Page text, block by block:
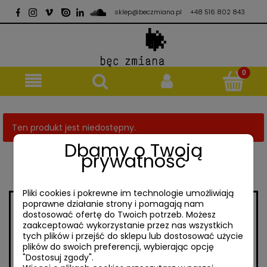
sklep@beczmiana.pl +48 516 802 843
Ten produkt jest niedostępny.
// ul. Mokotowska 65/7
00-533 Warszawa
// sklep@beczmiana.pl
// +48 516 802 843
Dbamy o Twoją
prywatność
Pliki cookies i pokrewne im technologie umożliwiają
poprawne działanie strony i pomagają nam
dostosować ofertę do Twoich potrzeb. Możesz
zaakceptować wykorzystanie przez nas wszystkich
tych plików i przejść do sklepu lub dostosować użycie
plików do swoich preferencji, wybierając opcję
"Dostosuj zgody".